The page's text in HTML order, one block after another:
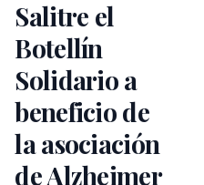
Salitre el
Botellín
Solidario a
beneficio de
la asociación
de Alzheimer